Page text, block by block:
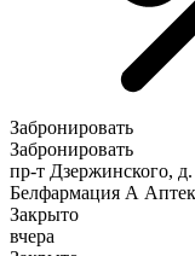
Забронировать
Забронировать
пр-т Дзержинского,
Белфармация А
Закрыто
вчера